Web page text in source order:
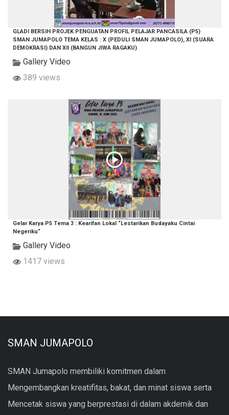
GLADI BERSIH PROJEK PENGUATAN PROFIL PELAJAR PANCASILA (P5)
SMAN JUMAPOLO TEMA KELAS : X (PEDULI SMAN JUMAPOLO), XI (SUARA
DEMOKRASI) DAN XII (BANGUN JIWA RAGAKU)
Gallery Video
389 views
Gelar Karya P5 Tema 3 : Kearifan Lokal “Lestarikan Budayaku Cintai
Negeriku“
Gallery Video
1417 views
SMAN JUMAPOLO
SMAN Jumapolo membiliki komitmen dalam
Mengembangkan kreatifitas, bakat, dan minat siswa serta
Mencetak siswa yang berprestasi di dalam akdemik dan